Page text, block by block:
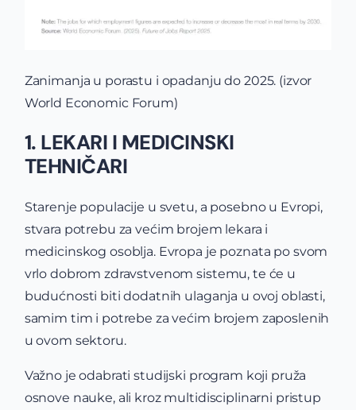
Zanimanja u porastu i opadanju do 2025. (izvor
World Economic Forum)
1. LEKARI I MEDICINSKI
TEHNIČARI
Starenje populacije u svetu, a posebno u Evropi,
stvara potrebu za većim brojem lekara i
medicinskog osoblja. Evropa je poznata po svom
vrlo dobrom zdravstvenom sistemu, te će u
budućnosti biti dodatnih ulaganja u ovoj oblasti,
samim tim i potrebe za većim brojem zaposlenih
u ovom sektoru.
Važno je odabrati studijski program koji pruža
osnove nauke, ali kroz multidisciplinarni pristup